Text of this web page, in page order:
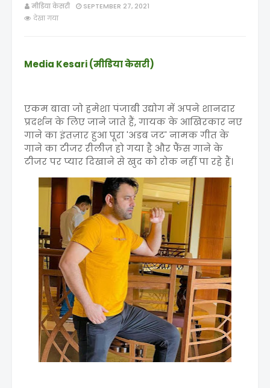
मीडिया केसरी
SEPTEMBER 27, 2021
देखा गया
Media Kesari (मीडिया केसरी)
एकम बावा जो हमेशा पंजाबी उद्योग में अपने शानदार
प्रदर्शन के लिए जाने जाते हैं, गायक के आखिरकार नए
गाने का इंतज़ार हुआ पूरा 'अडब जट' नामक गीत के
गाने का टीजर रीलीज़ हो गया है और फैंस गाने के
टीजर पर प्यार दिखाने से खुद को रोक नहीं पा रहे हैं।